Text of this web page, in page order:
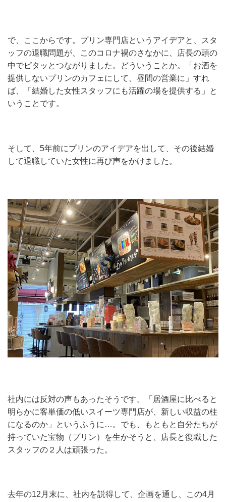
で、ここからです。プリン専門店というアイデアと、スタ
ッフの退職問題が、このコロナ禍のさなかに、店長の頭の
中でピタッとつながりました。どういうことか。「お酒を
提供しないプリンのカフェにして、昼間の営業に」すれ
ば、「結婚した女性スタッフにも活躍の場を提供する」と
いうことです。
そして、5年前にプリンのアイデアを出して、その後結婚
して退職していた女性に再び声をかけました。
社内には反対の声もあったそうです。「居酒屋に比べると
明らかに客単価の低いスイーツ専門店が、新しい収益の柱
になるのか」というふうに…。でも、もともと自分たちが
持っていた宝物（プリン）を生かそうと、店長と復職した
スタッフの２人は頑張った。
去年の12月末に、社内を説得して、企画を通し、この4月